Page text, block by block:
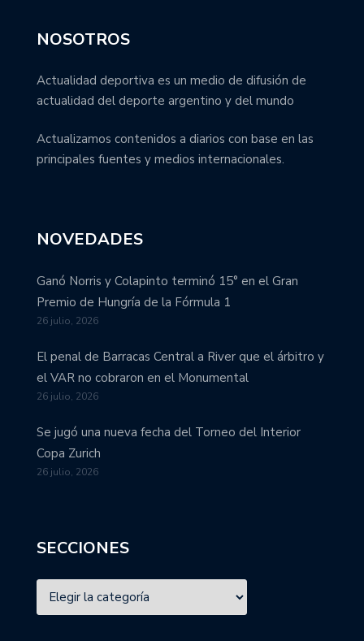
NOSOTROS
Actualidad deportiva es un medio de difusión de
actualidad del deporte argentino y del mundo
Actualizamos contenidos a diarios con base en las
principales fuentes y medios internacionales.
NOVEDADES
Ganó Norris y Colapinto terminó 15° en el Gran
Premio de Hungría de la Fórmula 1
26 julio, 2026
El penal de Barracas Central a River que el árbitro y
el VAR no cobraron en el Monumental
26 julio, 2026
Se jugó una nueva fecha del Torneo del Interior
Copa Zurich
26 julio, 2026
SECCIONES